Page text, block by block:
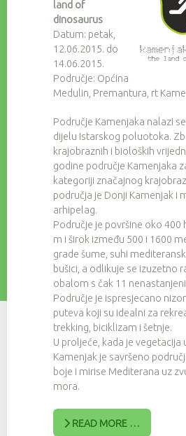
land of
dinosaurus
Datum: petak,
12.06.2015. do
14.06.2015.
Područje: Općina
Medulin, Premantura, rt
Područje Kamenjaka nalazi
dijelu Istarskog poluotoka.
krajobraznih i bioloških
godine područje Kamenjaka
kategoriji značajnog
područja je Donji Kamenjak i
arhipelag.
Područje je površine oko 400
m i širok između 500 i 1600
grade šume, suhi
bušici, a odlikuje se izuzetno
obalom s čak 11
Područje je ispresjecano
puteva koji su idealni za
trekking, biciklizam i šetnje.
U proljeće, kada je vegetacija
Kamenjak je savršeno
boje i mirise Mediterana uz
mora.
READ MORE …